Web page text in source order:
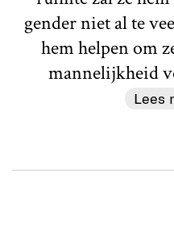
gender niet al te
hem helpen om
mannelijkheid
Lees